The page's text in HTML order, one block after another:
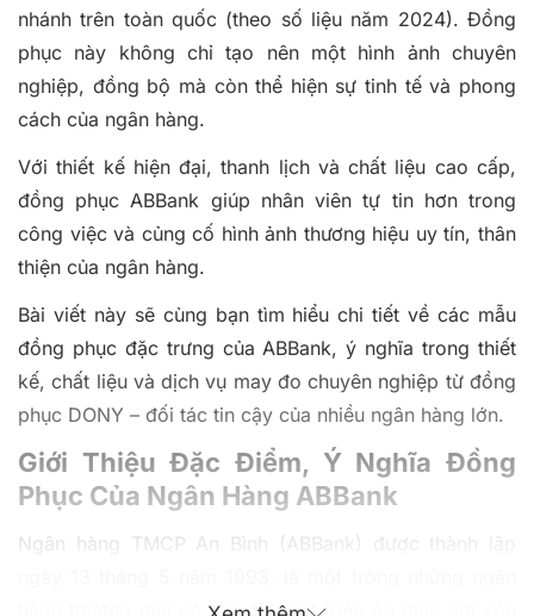
nhánh trên toàn quốc (theo số liệu năm 2024). Đồng
phục này không chỉ tạo nên một hình ảnh chuyên
nghiệp, đồng bộ mà còn thể hiện sự tinh tế và phong
cách của ngân hàng.
Với thiết kế hiện đại, thanh lịch và chất liệu cao cấp,
đồng phục ABBank giúp nhân viên tự tin hơn trong
công việc và củng cố hình ảnh thương hiệu uy tín, thân
thiện của ngân hàng.
Bài viết này sẽ cùng bạn tìm hiểu chi tiết về các mẫu
đồng phục đặc trưng của ABBank, ý nghĩa trong thiết
kế, chất liệu và dịch vụ may đo chuyên nghiệp từ đồng
phục DONY – đối tác tin cậy của nhiều ngân hàng lớn.
Giới Thiệu Đặc Điểm, Ý Nghĩa Đồng
Phục Của Ngân Hàng ABBank
Ngân hàng TMCP An Bình (ABBank) được thành lập
hàng thương mại có tốc độ phát triển ổn định với vốn